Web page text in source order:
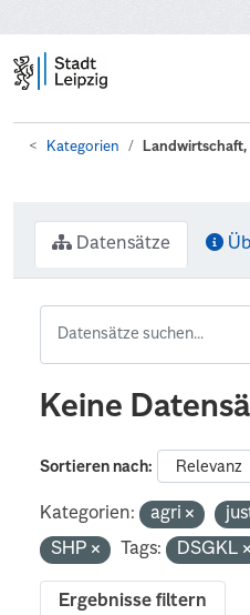
Kategorien Landwirtschaft,
Datensätze
Keine
Sortieren nach
Kategorien: agri
SHP
Tags: DSGKL
Ergebnisse filtern